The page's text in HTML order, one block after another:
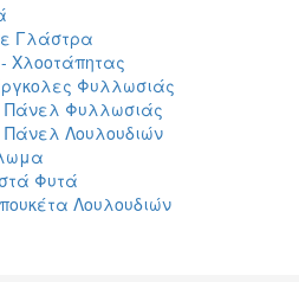
Γλάστρα
Χλοοτάπητας
Φυλλωσιάς
Πάνελ Φυλλωσιάς
Πάνελ Λουλουδιών
Φυτά
Λουλουδιών